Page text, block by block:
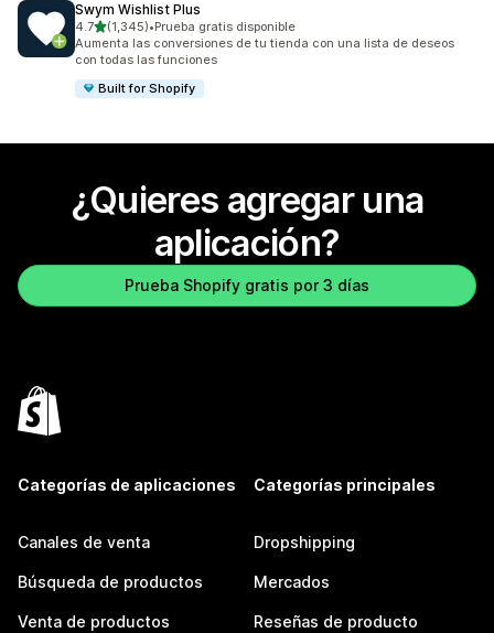
Swym Wishlist Plus
4.7de 5 estrellas
(1,345)
1345 reseñas en total
•Prueba gratis disponible
Aumenta las conversiones de tu tienda con una lista de deseos
con todas las funciones
Built for Shopify
¿Quieres agregar una
aplicación?
Prueba Shopify gratis por 3 días
Categorías de aplicaciones
Canales de venta
Búsqueda de productos
Venta de productos
Categorías principales
Dropshipping
Mercados
Reseñas de producto